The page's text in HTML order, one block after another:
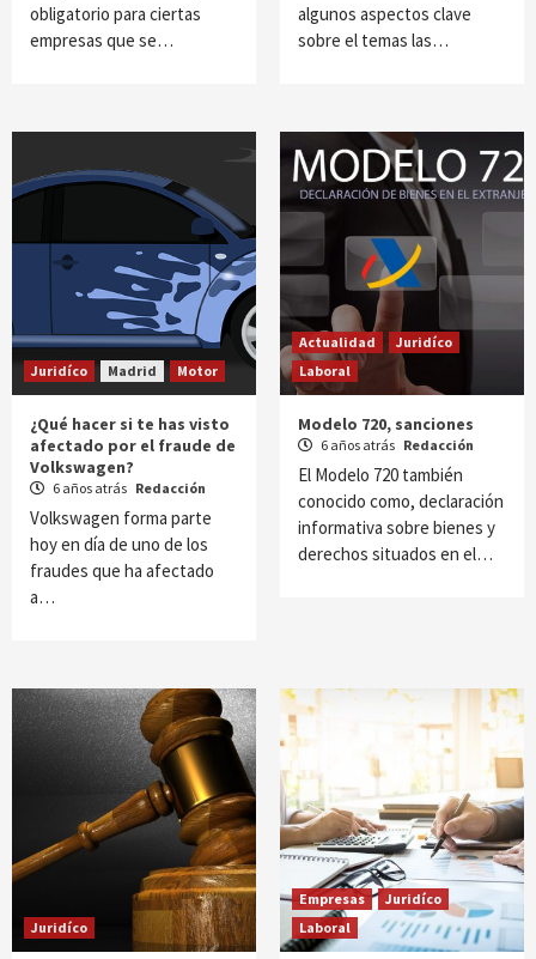
obligatorio para ciertas
empresas que se…
algunos aspectos clave
sobre el temas las…
Juridíco Madrid Motor
¿Qué hacer si te has visto
afectado por el fraude de
Volkswagen?
6 años atrás Redacción
Volkswagen forma parte
hoy en día de uno de los
fraudes que ha afectado
a…
Actualidad
Juridíco
Laboral
Modelo 720, sanciones
6 años atrás Redacción
El Modelo 720 también
conocido como, declaración
informativa sobre bienes y
derechos situados en el…
Juridíco
Empresas
Juridíco
Laboral